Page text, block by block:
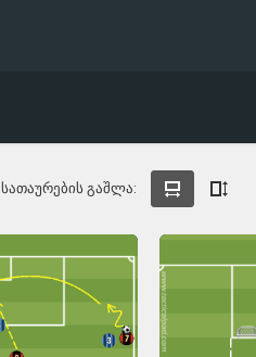
სათაურების გაშლა: